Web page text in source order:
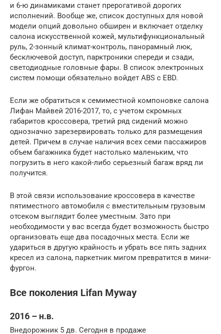
и 6-ю динамиками станет прерогативой дорогих
исполнений. Вообще же, список доступных для новой
модели опций довольно обширен и включает отделку
салона искусственной кожей, мультифункциональный
руль, 2-зонный климат-контроль, панорамный люк,
бесключевой доступ, парктроники спереди и сзади,
светодиодные головные фары. В список электронных
систем помощи обязательно войдет ABS c EBD.
Если же обратиться к семиместной компоновке салона
Лифан Майвей 2016-2017, то, с учетом скромных
габаритов кроссовера, третий ряд сидений можно
однозначно зарезервировать только для размещения
детей. Причем в случае наличия всех семи пассажиров
объем багажника будет настолько маленьким, что
погрузить в него какой-либо серьезный багаж вряд ли
получится.
В этой связи использование кроссовера в качестве
пятиместного автомобиля с вместительным грузовым
отсеком выглядит более уместным. Зато при
необходимости у вас всегда будет возможность быстро
организовать еще два посадочных места. Если же
удариться в другую крайность и убрать все пять задних
кресел из салона, паркетник мигом превратится в мини-
фургон.
Все поколения Lifan Myway
2016 – н.в.
Внедорожник 5 дв. Сегодня в продаже